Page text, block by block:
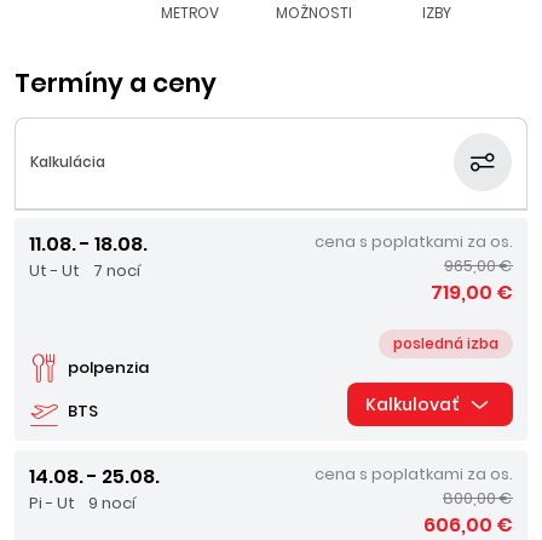
METROV
MOŽNOSTI
IZBY
Termíny a ceny
Kalkulácia
11.08. - 18.08.
Ut - Ut 7 nocí
BTS
polpenzia
posledná izba
cena s poplatkami za os.
965,00 €
719,00 €
Kalkulovať
14.08. - 25.08.
Pi - Ut 9 nocí
cena s poplatkami za os.
800,00 €
606,00 €